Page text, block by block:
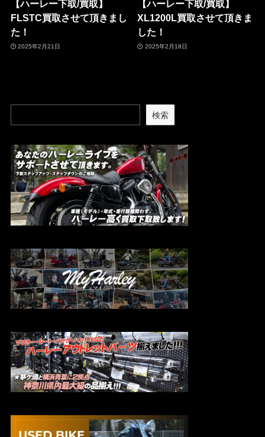
【ハーレー下取/買取】
FLSTC買取させて頂きまし
た！
2025年2月21日
【ハーレー下取/買取】
XL1200L買取させて頂きま
した！
2025年2月18日
検索